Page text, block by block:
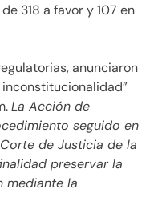
318 a favor y 107 en
anunciaron
La Acción de
seguido en
de Justicia de la
preservar la
mediante la